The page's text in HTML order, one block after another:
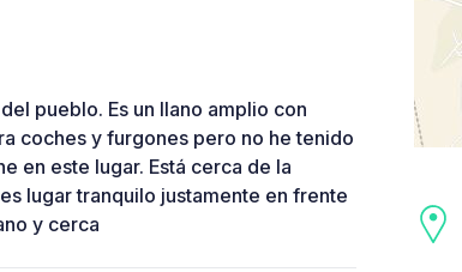
pueblo. Es un llano amplio con
coches y furgones pero no he tenido
en este lugar. Está cerca de la
lugar tranquilo justamente en frente
y cerca